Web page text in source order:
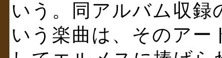
いう。同アルバム収録
いう楽曲は、そのア